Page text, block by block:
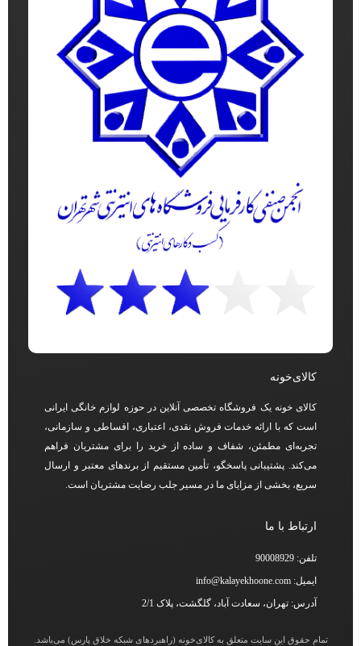
کالای‌خونه
کالای خونه یک فروشگاه تخصصی آنلاین در حوزه لوازم خانگی ایرانی
است که با ارائه خدمات فروش نقدی، اعتباری، اقساطی و سازمانی،
تجربه‌ای مطمئن، شفاف و ساده از خرید را برای مشتریان فراهم
می‌کند. پشتیبانی پاسخگو، تأمین مستقیم از برندهای معتبر و ارسال
سریع، بخشی از مزایای ما در مسیر جلب رضایت مشتریان است.
ارتباط با ما
تلفن: 90008929
ایمیل: info@kalayekhoone.com
آدرس: تهران، سعادت آباد، گلگشت، پلاک 2/1
تمام حقوق این سایت متعلق به کالای‌خونه (راهبردهای شبکه خلاق پارس) می‌باشد.